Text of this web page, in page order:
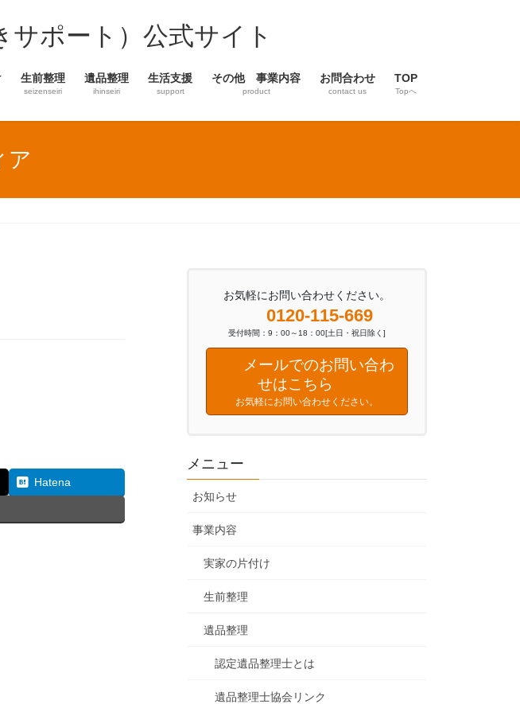
サポート）公式サイト
生前整理
seizenseiri
遺品整理
ihinseiri
生活支援
support
その他 事業内容
product
お問合わせ
contact us
TOP
Topへ
ア
Hatena
お気軽にお問い合わせください。
0120-115-669
受付時間：9：00～18：00[土日・祝日除く]
メールでのお問い合わ
せはこちら
お気軽にお問い合わせください。
メニュー
お知らせ
事業内容
実家の片付け
生前整理
遺品整理
認定遺品整理士とは
遺品整理士協会リンク